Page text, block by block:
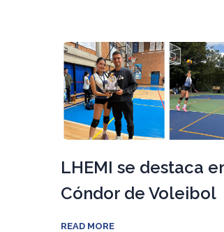
LHEMI se destaca
Cóndor de Voleibol
READ MORE